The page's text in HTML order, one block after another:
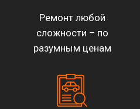
Ремонт любой
сложности – по
разумным ценам